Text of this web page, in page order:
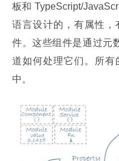
板和 TypeScript/
语言设计的，有属性
件。这些组件是通过元
道如何处理它们。所
中。